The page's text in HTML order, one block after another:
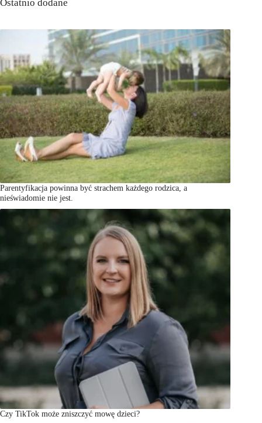
Ostatnio dodane
Parentyfikacja powinna być strachem każdego rodzica, a
nieświadomie nie jest.
Czy TikTok może zniszczyć mowę dzieci?